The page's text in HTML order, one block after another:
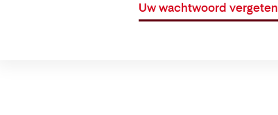
Uw wachtwoord vergeten